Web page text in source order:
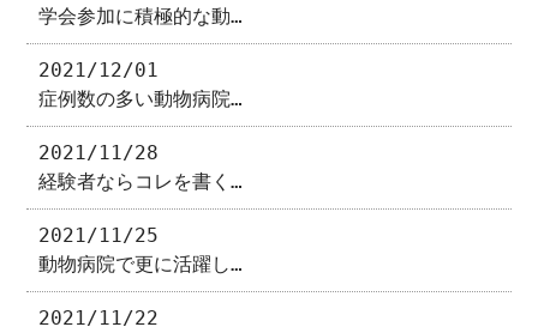
学会参加に積極的な動…
2021/12/01
症例数の多い動物病院…
2021/11/28
経験者ならコレを書く…
2021/11/25
動物病院で更に活躍し…
2021/11/22